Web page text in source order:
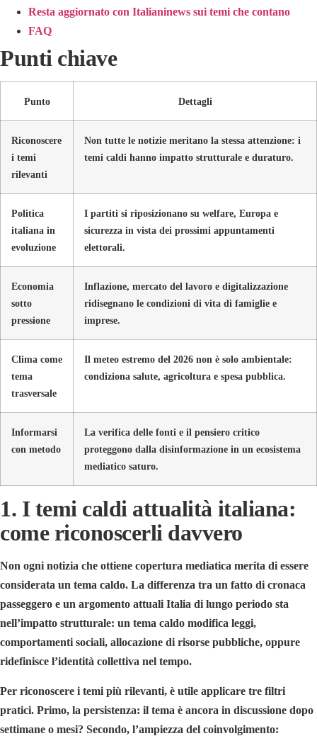
Resta aggiornato con Italianinews sui temi che contano
FAQ
Punti chiave
Punto Dettagli
Riconoscere
i temi
rilevanti
Non tutte le notizie meritano la stessa attenzione: i
temi caldi hanno impatto strutturale e duraturo.
Politica
italiana in
evoluzione
I partiti si riposizionano su welfare, Europa e
sicurezza in vista dei prossimi appuntamenti
elettorali.
Economia
sotto
pressione
Inflazione, mercato del lavoro e digitalizzazione
ridisegnano le condizioni di vita di famiglie e
imprese.
Clima come
tema
trasversale
Il meteo estremo del 2026 non è solo ambientale:
condiziona salute, agricoltura e spesa pubblica.
Informarsi
con metodo
La verifica delle fonti e il pensiero critico
proteggono dalla disinformazione in un ecosistema
mediatico saturo.
1. I temi caldi attualità italiana:
come riconoscerli davvero
Non ogni notizia che ottiene copertura mediatica merita di essere
considerata un tema caldo. La differenza tra un fatto di cronaca
passeggero e un argomento attuali Italia di lungo periodo sta
nell’impatto strutturale: un tema caldo modifica leggi,
comportamenti sociali, allocazione di risorse pubbliche, oppure
ridefinisce l’identità collettiva nel tempo.
Per riconoscere i temi più rilevanti, è utile applicare tre filtri
pratici. Primo, la persistenza: il tema è ancora in discussione dopo
settimane o mesi? Secondo, l’ampiezza del coinvolgimento: